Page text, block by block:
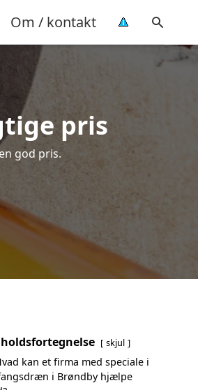
Om / kontakt
pris
god pris.
skjul
kan et firma med speciale i
i Brøndby hjælpe